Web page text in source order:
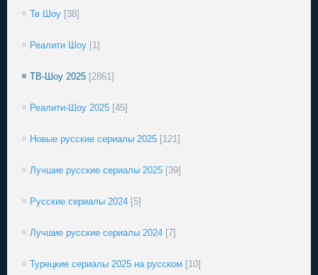
Тв Шоу [38]
Реалити Шоу [1]
ТВ-Шоу 2025 [2861]
Реалити-Шоу 2025 [45]
Новые русские сериалы 2025 [121]
Лучшие русские сериалы 2025 [39]
Русские сериалы 2024 [5]
Лучшие русские сериалы 2024 [7]
Турецкие сериалы 2025 на русском [10]